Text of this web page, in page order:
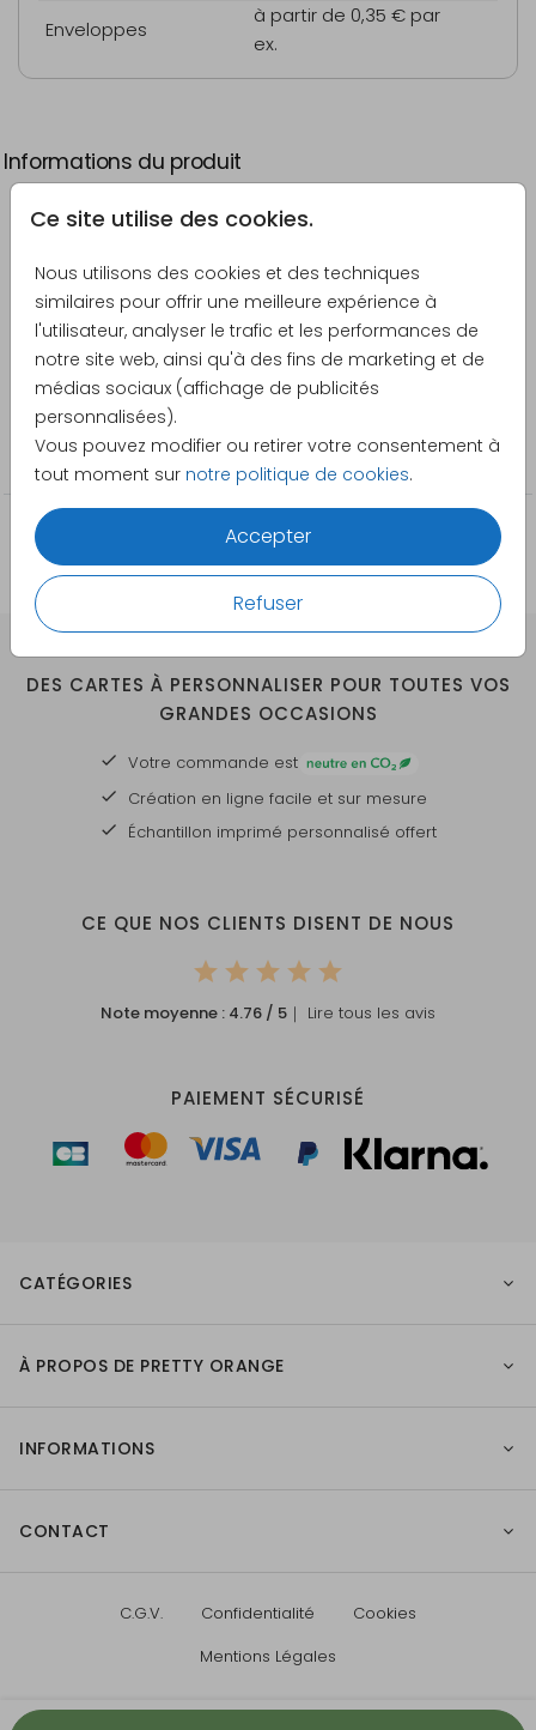
Ce site utilise des cookies.
Nous utilisons des cookies et des techniques
similaires pour offrir une meilleure expérience à
l'utilisateur, analyser le trafic et les performances de
notre site web, ainsi qu'à des fins de marketing et de
médias sociaux (affichage de publicités
personnalisées).
Vous pouvez modifier ou retirer votre consentement à
tout moment sur notre politique de cookies.
Accepter
Refuser
Enveloppes
à partir de 0,35 € par
ex.
Informations du produit
Description
et détails bleus.
Créateur
Pretty Orange
Catégorie
Confirmation
DES CARTES À PERSONNALISER POUR TOUTES VOS
GRANDES OCCASIONS
Votre commande est
Création en ligne facile et sur mesure
Échantillon imprimé personnalisé offert
CE QUE NOS CLIENTS DISENT DE NOUS
Note moyenne : 4.76 / 5 ｜ Lire tous les avis
PAIEMENT SÉCURISÉ
CATÉGORIES
À PROPOS DE PRETTY ORANGE
INFORMATIONS
CONTACT
C.G.V. Confidentialité
Cookies
Mentions Légales